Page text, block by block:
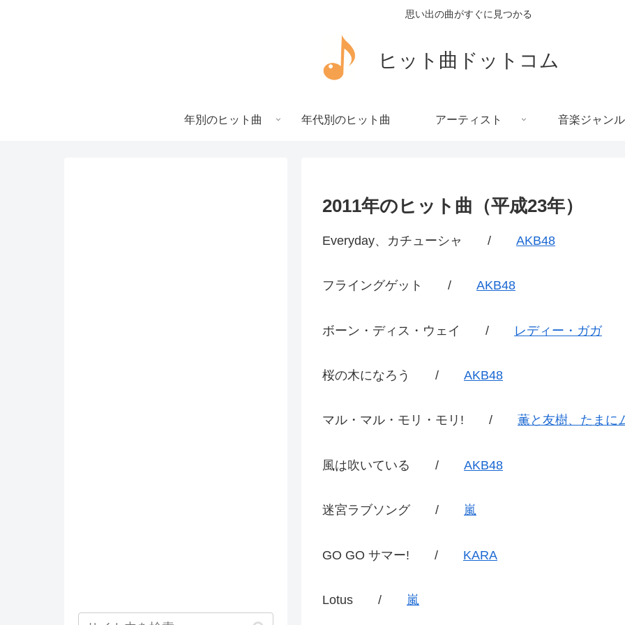
思い出の曲がすぐに見つかる
ヒット曲ドットコム
年別のヒット曲 年代別のヒット曲 アーティスト 音楽ジャンル
2011年のヒット曲（平成23年）
Everyday、カチューシャ / AKB48
フライングゲット / AKB48
ボーン・ディス・ウェイ / レディー・ガガ
桜の木になろう / AKB48
マル・マル・モリ・モリ! / 薫と友樹、たまに
風は吹いている / AKB48
迷宮ラブソング / 嵐
GO GO サマー! / KARA
Lotus / 嵐